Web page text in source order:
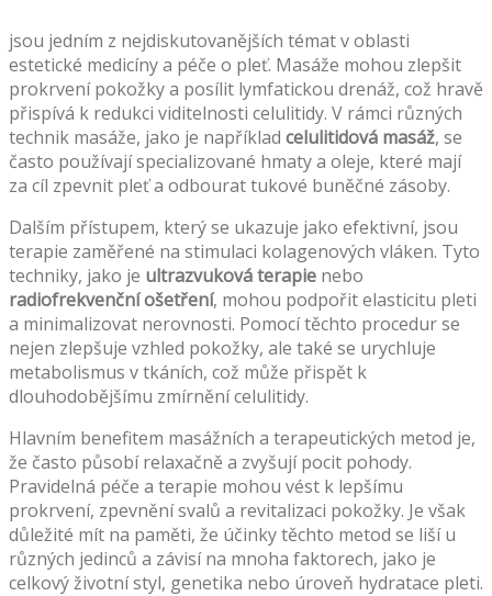
jsou jedním z nejdiskutovanějších témat v oblasti
estetické medicíny a péče o pleť. Masáže mohou zlepšit
prokrvení pokožky a posílit lymfatickou drenáž, což hravě
přispívá k redukci viditelnosti celulitidy. V rámci různých
technik masáže, jako je například celulitidová masáž, se
často používají specializované hmaty a oleje, které mají
za cíl zpevnit pleť a odbourat tukové buněčné zásoby.
Dalším přístupem, který se ukazuje jako efektivní, jsou
terapie zaměřené na stimulaci kolagenových vláken. Tyto
techniky, jako je ultrazvuková terapie nebo
radiofrekvenční ošetření, mohou podpořit elasticitu pleti
a minimalizovat nerovnosti. Pomocí těchto procedur se
nejen zlepšuje vzhled pokožky, ale také se urychluje
metabolismus v tkáních, což může přispět k
dlouhodobějšímu zmírnění celulitidy.
Hlavním benefitem masážních a terapeutických metod je,
že často působí relaxačně a zvyšují pocit pohody.
Pravidelná péče a terapie mohou vést k lepšímu
prokrvení, zpevnění svalů a revitalizaci pokožky. Je však
důležité mít na paměti, že účinky těchto metod se liší u
různých jedinců a závisí na mnoha faktorech, jako je
celkový životní styl, genetika nebo úroveň hydratace pleti.